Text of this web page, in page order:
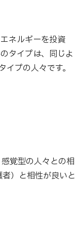
ネルギーを投資
タイプは、同じよ
プの人々です。
覚型の人々との相
）と相性が良いと